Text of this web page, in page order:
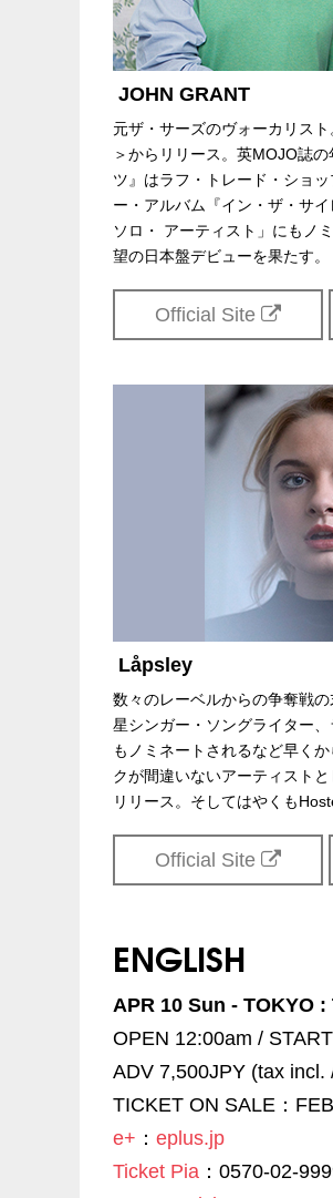
JOHN GRANT
元ザ・サーズのヴォーカリス
＞からリリース。英MOJO誌
ツ』はラフ・トレード・ショ
ー・アルバム『イン・ザ・サ
ソロ・ アーティスト」にもノ
望の日本盤デビューを果たす。
Official Site
Låpsley
数々のレーベルからの争奪戦
星シンガー・ソングライター
もノミネートされるなど早く
クが間違いないアーティスト
リリース。そしてはやくも
Official Site
ENGLISH
APR 10 Sun - TOKYO
OPEN 12:00am /
ADV 7,500JPY (tax incl.
TICKET ON SALE：
e+ ： eplus.jp
Ticket Pia ：0570-02-